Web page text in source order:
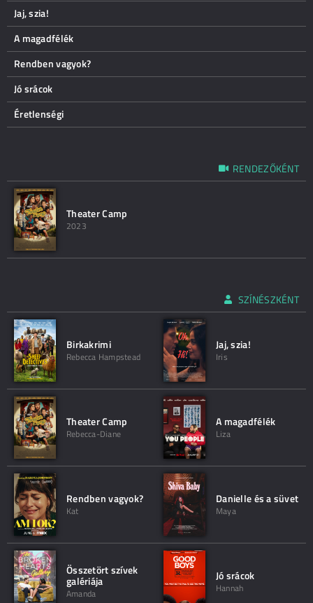
Jaj, szia!
A magadfélék
Rendben vagyok?
Jó srácok
Éretlenségi
RENDEZŐKÉNT
Theater Camp
2023
SZÍNÉSZKÉNT
Birkakrimi
Rebecca Hampstead
Jaj, szia!
Iris
Theater Camp
Rebecca-Diane
A magadfélék
Liza
Rendben vagyok?
Kat
Danielle és a süvet
Maya
Összetört szívek
galériája
Amanda
Jó srácok
Hannah